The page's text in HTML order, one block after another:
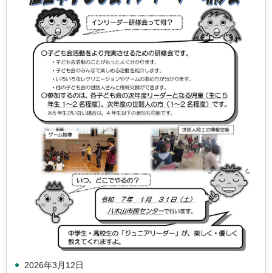
2026年3月12日